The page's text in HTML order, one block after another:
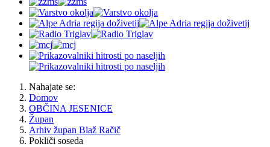
Nahajate se:
Domov
OBČINA JESENICE
Župan
Arhiv župan Blaž Račič
Pokliči soseda